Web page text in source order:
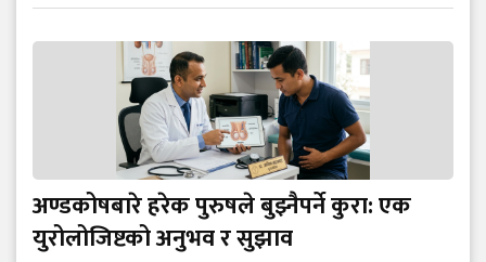
अण्डकोषबारे हरेक पुरुषले बुझ्नैपर्ने कुरा: एक
युरोलोजिष्टको अनुभव र सुझाव